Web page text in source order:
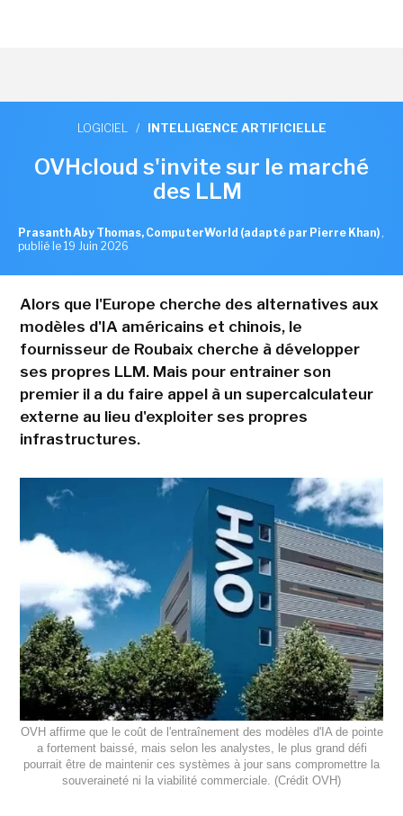
LOGICIEL / INTELLIGENCE ARTIFICIELLE
OVHcloud s'invite sur le marché
des LLM
Prasanth Aby Thomas, ComputerWorld (adapté par Pierre Khan) ,
publié le 19 Juin 2026
Alors que l'Europe cherche des alternatives aux
modèles d'IA américains et chinois, le
fournisseur de Roubaix cherche à développer
ses propres LLM. Mais pour entrainer son
premier il a du faire appel à un supercalculateur
externe au lieu d'exploiter ses propres
infrastructures.
OVH affirme que le coût de l'entraînement des modèles d'IA de pointe
a fortement baissé, mais selon les analystes, le plus grand défi
pourrait être de maintenir ces systèmes à jour sans compromettre la
souveraineté ni la viabilité commerciale. (Crédit OVH)